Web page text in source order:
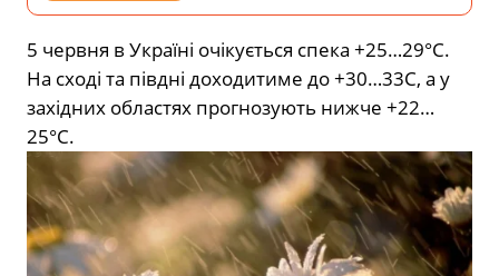
5 червня в Україні очікується спека +25…29°С.
На сході та півдні доходитиме до +30…33С, а у
західних областях прогнозують нижче +22…
25°С.